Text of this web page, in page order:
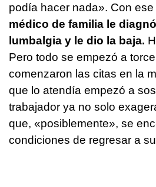
podía hacer nada». Con
médico de familia le
lumbalgia y le dio la baja.
Pero todo se empezó a
comenzaron las citas en la
que lo atendía empezó a
trabajador ya no solo
que, «posiblemente», se
condiciones de regresar a